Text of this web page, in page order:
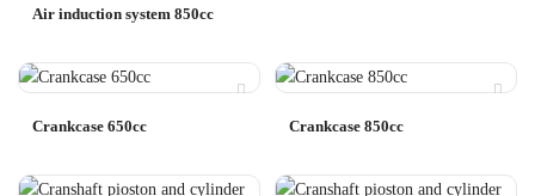
Air induction system 850cc
Crankcase 650cc Crankcase 850cc